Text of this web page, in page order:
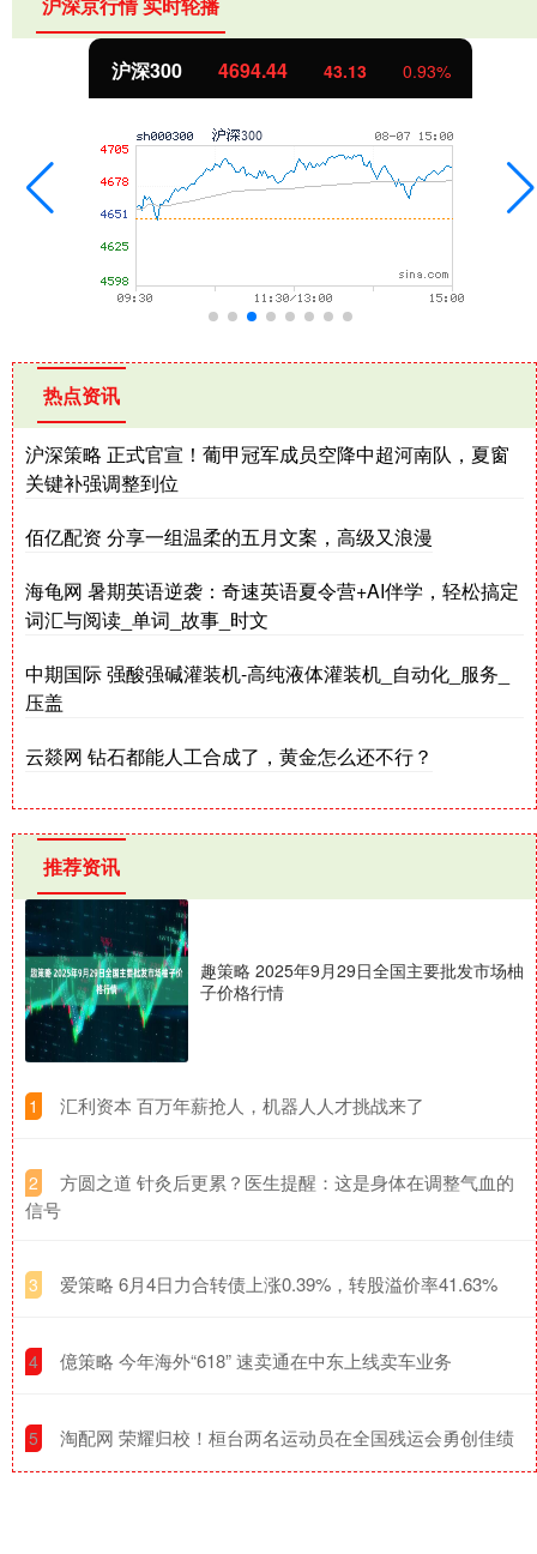
沪深300 4694.44 43.13 0.93%
热点资讯
沪深策略 正式官宣！葡甲冠军成员空降中超河南队，夏窗
关键补强调整到位
佰亿配资 分享一组温柔的五月文案，高级又浪漫
海龟网 暑期英语逆袭：奇速英语夏令营+AI伴学，轻松搞定
词汇与阅读_单词_故事_时文
中期国际 强酸强碱灌装机-高纯液体灌装机_自动化_服务_
压盖
云燚网 钻石都能人工合成了，黄金怎么还不行？
推荐资讯
趣策略 2025年9月29日全国主要批发市场柚
子价格行情
1 ​汇利资本 百万年薪抢人，机器人人才挑战来了
2
​方圆之道 针灸后更累？医生提醒：这是身体在调整气血的
信号
3 ​爱策略 6月4日力合转债上涨0.39%，转股溢价率41.63%
4 ​億策略 今年海外“618” 速卖通在中东上线卖车业务
5 ​淘配网 荣耀归校！桓台两名运动员在全国残运会勇创佳绩